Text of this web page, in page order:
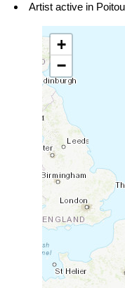
Artist active in
+
−